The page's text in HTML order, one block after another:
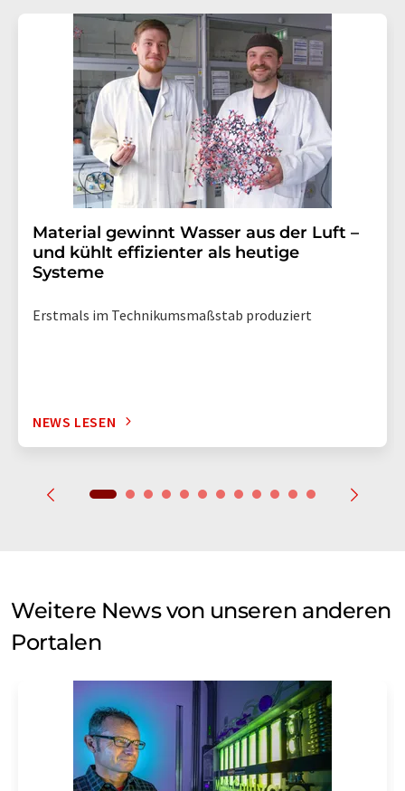
Str. 2, 12489 Berlin oder per E-Mail unter
widerruf@lumitos.commit Wirkung für die Zukunft
widerrufen. Zudem ist in jeder E-Mail ein Link zur
Abbestellung des entsprechenden Newsletters
enthalten.
Material gewinnt Wasser aus der Luft –
und kühlt effizienter als heutige
Systeme
Erstmals im Technikumsmaßstab produziert
NEWS LESEN
Weitere News von unseren anderen
Portalen